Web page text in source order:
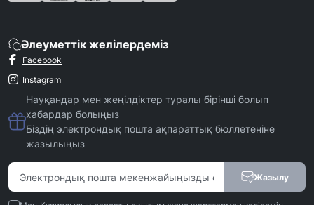
Әлеуметтік желілердеміз
Facebook
Instagram
Науқандар мен жеңілдіктер туралы бірінші болып
хабардар болыңыз
Біздің электрондық пошта ақпараттық бюллетеніне
жазылыңыз
Жазылу